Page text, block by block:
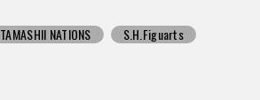
TAMASHII NATIONS S.H.Figuarts